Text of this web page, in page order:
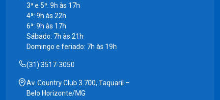
3ª e 5ª: 9h às 17h
4ª: 9h às 22h
6ª: 9h às 17h
Sábado: 7h às 21h
Domingo e feriado: 7h às 19h
(31) 3517-3050
Av. Country Club 3.700, Taquaril –
Belo Horizonte/MG